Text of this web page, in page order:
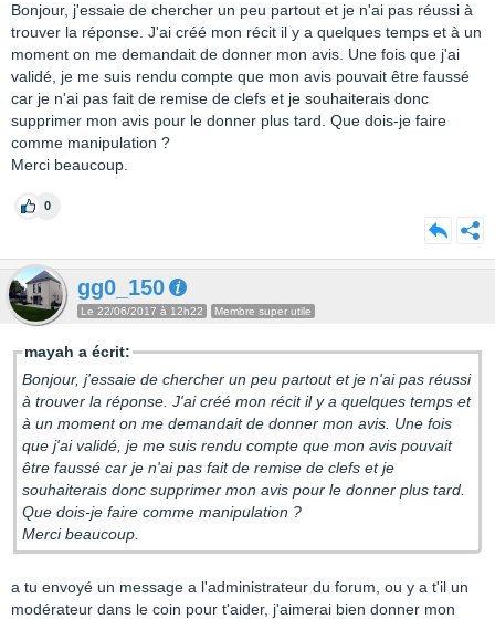
Bonjour, j'essaie de chercher un peu partout et je n'ai pas réussi à
trouver la réponse. J'ai créé mon récit il y a quelques temps et à un
moment on me demandait de donner mon avis. Une fois que j'ai
validé, je me suis rendu compte que mon avis pouvait être faussé
car je n'ai pas fait de remise de clefs et je souhaiterais donc
supprimer mon avis pour le donner plus tard. Que dois-je faire
comme manipulation ?
Merci beaucoup.
0
gg0_150
Le 22/06/2017 à 12h22 Membre super utile
mayah a écrit:
Bonjour, j'essaie de chercher un peu partout et je n'ai pas réussi
à trouver la réponse. J'ai créé mon récit il y a quelques temps et
à un moment on me demandait de donner mon avis. Une fois
que j'ai validé, je me suis rendu compte que mon avis pouvait
être faussé car je n'ai pas fait de remise de clefs et je
souhaiterais donc supprimer mon avis pour le donner plus tard.
Que dois-je faire comme manipulation ?
Merci beaucoup.
a tu envoyé un message a l'administrateur du forum, ou y a t'il un
modérateur dans le coin pour t'aider, j'aimerai bien donner mon